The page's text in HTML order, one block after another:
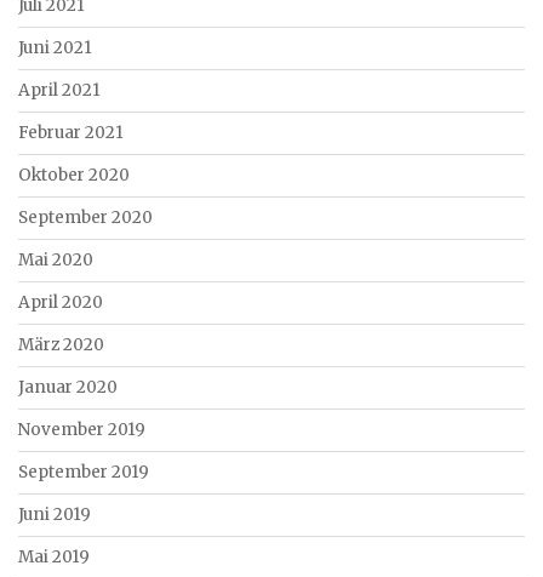
Juli 2021
Juni 2021
April 2021
Februar 2021
Oktober 2020
September 2020
Mai 2020
April 2020
März 2020
Januar 2020
November 2019
September 2019
Juni 2019
Mai 2019